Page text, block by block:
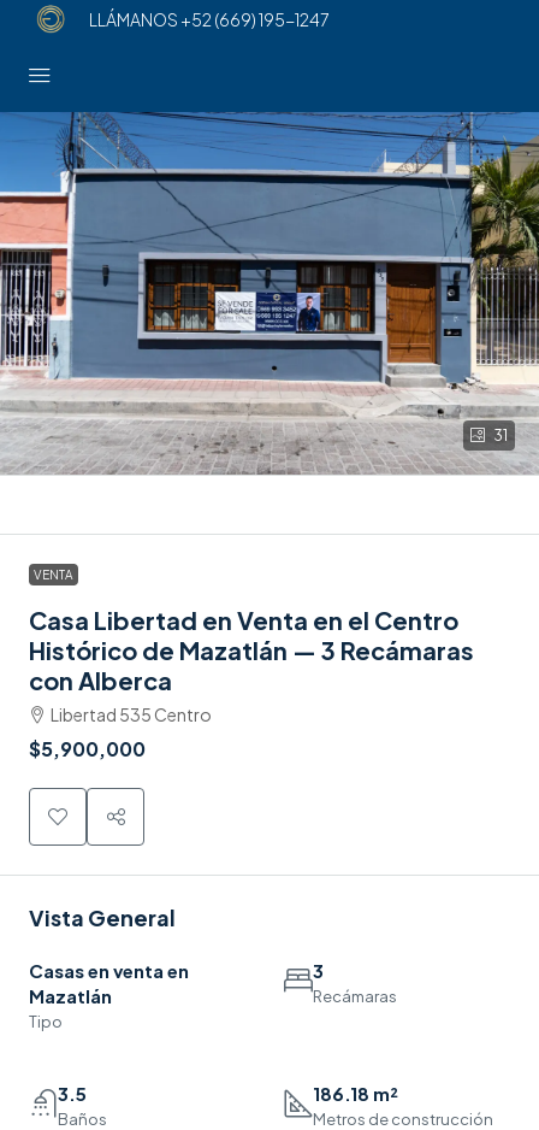
LLÁMANOS +52 (669) 195-1247
31
VENTA
Casa Libertad en Venta en el Centro
Histórico de Mazatlán — 3 Recámaras
con Alberca
Libertad 535 Centro
$5,900,000
Vista General
Casas en venta en
Mazatlán
Tipo
3
Recámaras
3.5
Baños
186.18 m²
Metros de construcción